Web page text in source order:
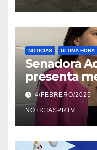
NOTICIAS ULTIMA HORA
Senadora
presenta
violencia
4/FEBRERO/2025
NOTICIASPRTV